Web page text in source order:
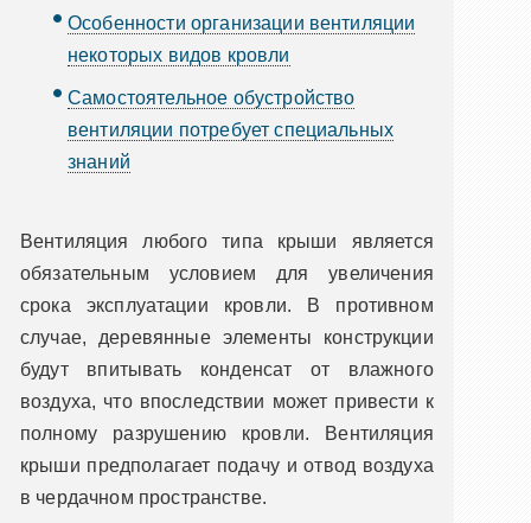
Особенности организации вентиляции
некоторых видов кровли
Самостоятельное обустройство
вентиляции потребует специальных
знаний
Вентиляция любого типа крыши является
обязательным условием для увеличения
срока эксплуатации кровли. В противном
случае, деревянные элементы конструкции
будут впитывать конденсат от влажного
воздуха, что впоследствии может привести к
полному разрушению кровли. Вентиляция
крыши предполагает подачу и отвод воздуха
в чердачном пространстве.